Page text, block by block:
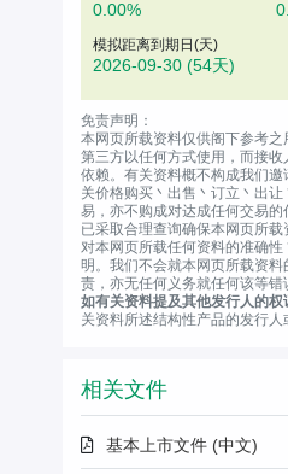
0.00%
模拟距离到期日(天)
2026-09-30 (54天)
免责声明：
本网页所载资料仅供阁下参考
第三方以任何方式使用，而接
依赖。有关资料概不构成我们
关价格购买丶出售丶订立丶出
易，亦不购成对达成任何交易
已采取合理查询确保本网页所
对本网页所载任何资料的准确
明。我们不会就本网页所载资
责，亦无任何义务就任何该等错
如有关资料提及其他发行人的权
关资料所述结构性产品的发行人
相关文件
基本上市文件 (中文)